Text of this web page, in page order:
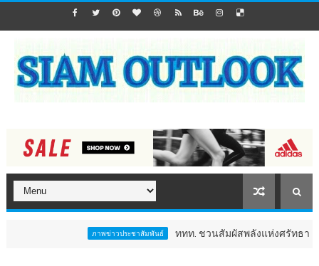
ภาพข่าวประชาสัมพันธ์ ททท. ชวนสัมผัสพลังแห่งศรัทธา ร่วมงาน "ห่